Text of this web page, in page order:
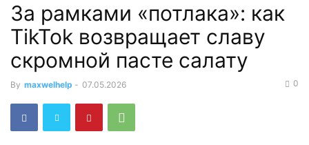
За рамками «потлака»: как
TikTok возвращает славу
скромной пасте салату
By maxwelhelp - 07.05.2026 0